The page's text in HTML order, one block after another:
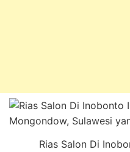
Rias Salon Di